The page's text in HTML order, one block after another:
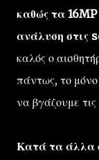
καθώς τα
ανάλυση στις
καλός ο
πάντως, το
να βγάζουμε
Κατά τα άλλα